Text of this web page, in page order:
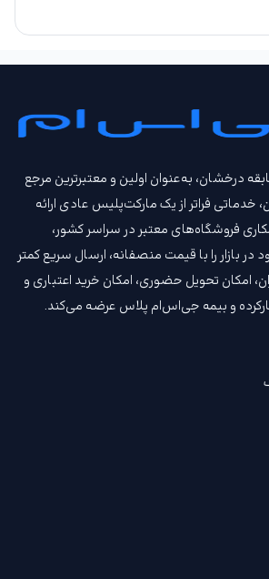
۲۰ سال سابقه درخشان، به‌عنوان اولین و معتبرترین مرجع
خدماتی فراتر از یک مارکت‌پلیس عادی ارائه
فروشگاه‌های معتبر در سراسر کشور،
بازار را با قیمت‌ منصفانه، ارسال سریع کمتر
امکان تحویل حضوری، امکان خرید اعتباری و
و بیمه جی‌اس‌ام‌ پلاس عرضه می‌کند.